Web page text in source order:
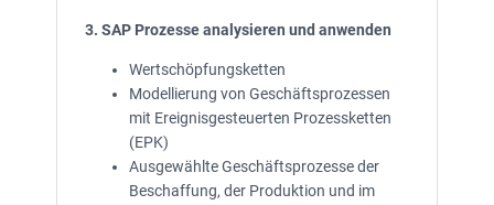
3. SAP Prozesse analysieren und anwenden
Wertschöpfungsketten
Modellierung von Geschäftsprozessen
mit Ereignisgesteuerten Prozessketten
(EPK)
Ausgewählte Geschäftsprozesse der
Beschaffung, der Produktion und im